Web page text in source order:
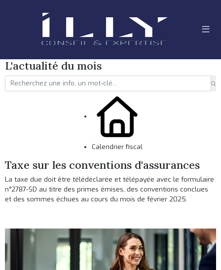
L'actualité du mois
Calendrier fiscal
Taxe sur les conventions d'assurances
La taxe due doit être télédéclarée et télépayée avec le formulaire
n°2787-SD au titre des primes émises, des conventions conclues
et des sommes échues au cours du mois de février 2025.